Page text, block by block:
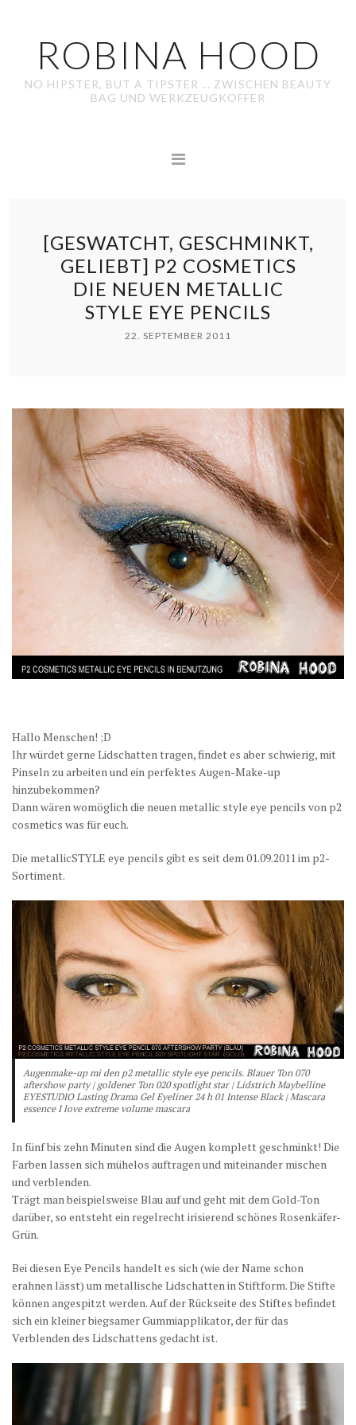
ROBINA HOOD
NO HIPSTER, BUT A TIPSTER … ZWISCHEN BEAUTY
BAG UND WERKZEUGKOFFER
[GESWATCHT, GESCHMINKT,
GELIEBT] P2 COSMETICS
DIE NEUEN METALLIC
STYLE EYE PENCILS
22. SEPTEMBER 2011
Hallo Menschen! ;D
Ihr würdet gerne Lidschatten tragen, findet es aber schwierig, mit
Pinseln zu arbeiten und ein perfektes Augen-Make-up
hinzubekommen?
Dann wären womöglich die neuen metallic style eye pencils von p2
cosmetics was für euch.
Die metallicSTYLE eye pencils gibt es seit dem 01.09.2011 im p2-
Sortiment.
Augenmake-up mi den p2 metallic style eye pencils. Blauer Ton 070
aftershow party | goldener Ton 020 spotlight star | Lidstrich Maybelline
EYESTUDIO Lasting Drama Gel Eyeliner 24 h 01 Intense Black | Mascara
essence I love extreme volume mascara
In fünf bis zehn Minuten sind die Augen komplett geschminkt! Die
Farben lassen sich mühelos auftragen und miteinander mischen
und verblenden.
Trägt man beispielsweise Blau auf und geht mit dem Gold-Ton
darüber, so entsteht ein regelrecht irisierend schönes Rosenkäfer-
Grün.
Bei diesen Eye Pencils handelt es sich (wie der Name schon
erahnen lässt) um metallische Lidschatten in Stiftform. Die Stifte
können angespitzt werden. Auf der Rückseite des Stiftes befindet
sich ein kleiner biegsamer Gummiapplikator, der für das
Verblenden des Lidschattens gedacht ist.